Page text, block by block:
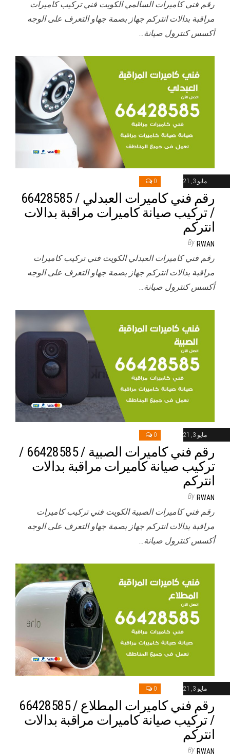
رقم فني كاميرات السالمي الكويت فني تركيب كاميرات
مراقبة بدالات انتركم جهاز بصمة جهاو التعرف على الوجه
أكسس كنترول صيانة…
مايو 3, 2021 0
رقم فني كاميرات العبدلي / 66428585
/ تركيب صيانة كاميرات مراقبة بدالات
انتركم
By RWAN
رقم فني كاميرات العبدلي الكويت فني تركيب كاميرات
مراقبة بدالات انتركم جهاز بصمة جهاو التعرف على الوجه
أكسس كنترول صيانة…
مايو 3, 2021 0
رقم فني كاميرات الصبية / 66428585 /
تركيب صيانة كاميرات مراقبة بدالات
انتركم
By RWAN
رقم فني كاميرات الصبية الكويت فني تركيب كاميرات
مراقبة بدالات انتركم جهاز بصمة جهاو التعرف على الوجه
أكسس كنترول صيانة…
مايو 3, 2021 0
رقم فني كاميرات المطلاع / 66428585
/ تركيب صيانة كاميرات مراقبة بدالات
انتركم
By RWAN